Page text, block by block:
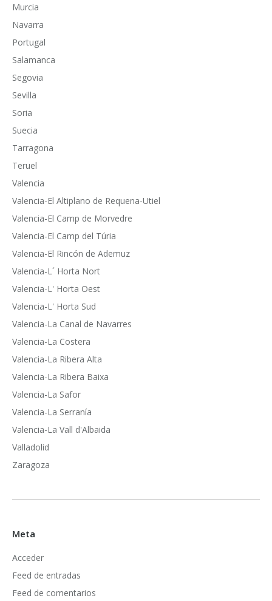
Murcia
Navarra
Portugal
Salamanca
Segovia
Sevilla
Soria
Suecia
Tarragona
Teruel
Valencia
Valencia-El Altiplano de Requena-Utiel
Valencia-El Camp de Morvedre
Valencia-El Camp del Túria
Valencia-El Rincón de Ademuz
Valencia-L´ Horta Nort
Valencia-L' Horta Oest
Valencia-L' Horta Sud
Valencia-La Canal de Navarres
Valencia-La Costera
Valencia-La Ribera Alta
Valencia-La Ribera Baixa
Valencia-La Safor
Valencia-La Serranía
Valencia-La Vall d'Albaida
Valladolid
Zaragoza
Meta
Acceder
Feed de entradas
Feed de comentarios